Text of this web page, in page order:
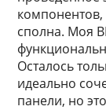
сполна. Моя
Осталось
идеально
панели, но